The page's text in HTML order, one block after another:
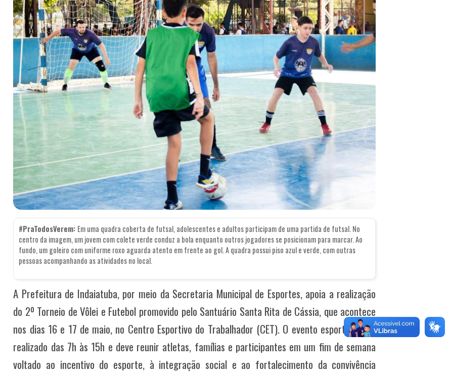
#PraTodosVerem: Em uma quadra coberta de futsal, adolescentes e adultos participam de uma partida de futsal. No
centro da imagem, um jovem com colete verde conduz a bola enquanto outros jogadores se posicionam para marcar. Ao
fundo, um goleiro com uniforme roxo aguarda atento em frente ao gol. A quadra possui piso azul e verde, com outras
pessoas acompanhando as atividades no local.
A Prefeitura de Indaiatuba, por meio da Secretaria Municipal de Esportes, apoia a realização
do 2º Torneio de Vôlei e Futebol promovido pelo Santuário Santa Rita de Cássia, que acontece
nos dias 16 e 17 de maio, no Centro Esportivo do Trabalhador (CET). O evento esportivo será
realizado das 7h às 15h e deve reunir atletas, famílias e participantes em um fim de semana
voltado ao incentivo do esporte, à integração social e ao fortalecimento da convivência